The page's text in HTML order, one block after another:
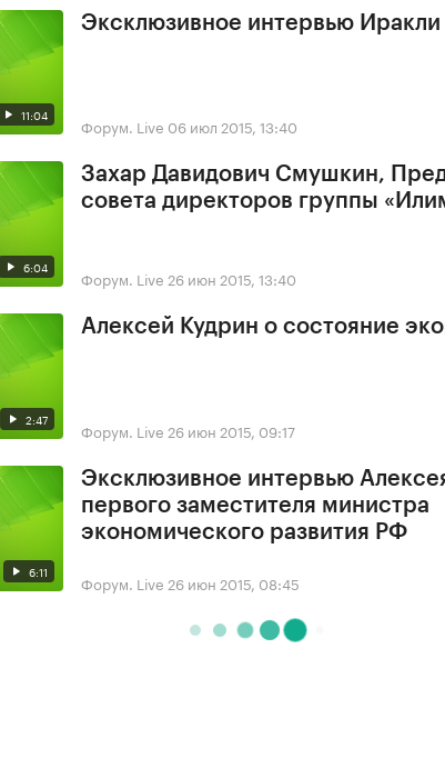
11:04
Эксклюзивное интервью
Форум. Live 06 июл 2015, 13:40
6:04
Захар Давидович Смушкин,
совета директоров группы
Форум. Live 26 июн 2015, 13:40
2:47
Алексей Кудрин о состояние
Форум. Live 26 июн 2015, 09:17
6:11
Эксклюзивное интервью
первого заместителя министра
экономического развития РФ
Форум. Live 26 июн 2015, 08:45